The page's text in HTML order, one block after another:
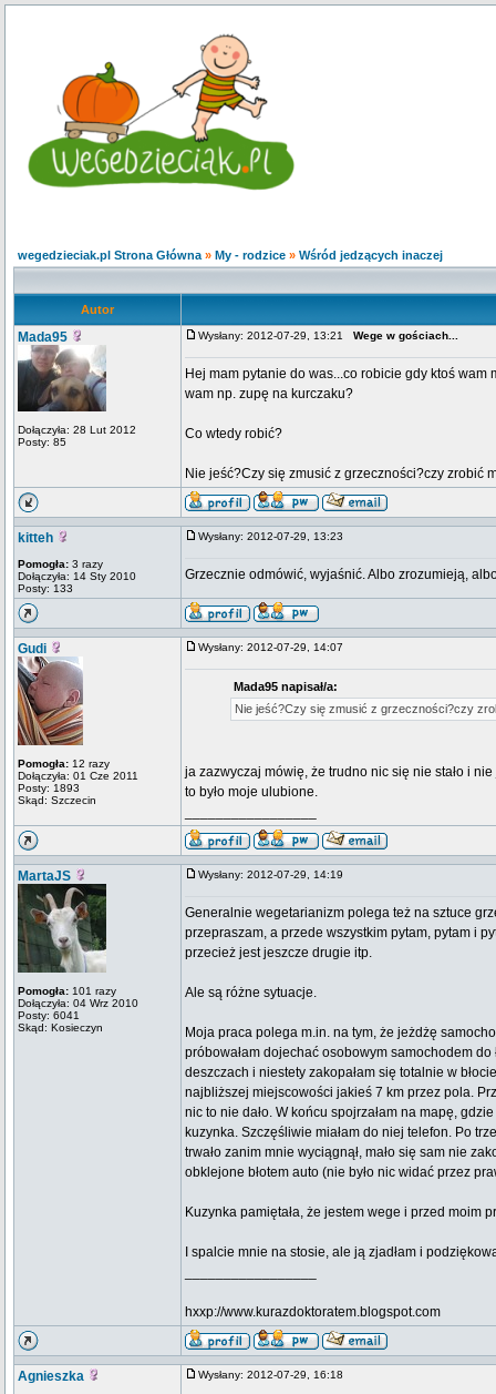
wegedzieciak.pl Strona Główna » My - rodzice » Wśród jedzących inaczej
Autor
Mada95
Dołączyła: 28 Lut 2012
Posty: 85
Wysłany: 2012-07-29, 13:21 Wege w gościach...
Hej mam pytanie do was...co robicie gdy ktoś
wam np. zupę na kurczaku?
Co wtedy robić?
Nie jeść?Czy się zmusić z grzeczności?czy zrobić
kitteh
Pomogła: 3 razy
Dołączyła: 14 Sty 2010
Posty: 133
Wysłany: 2012-07-29, 13:23
Grzecznie odmówić, wyjaśnić. Albo zrozumieją,
Gudi
Pomogła: 12 razy
Dołączyła: 01 Cze 2011
Posty: 1893
Skąd: Szczecin
Wysłany: 2012-07-29, 14:07
Mada95 napisał/a:
Nie jeść?Czy się zmusić z grzeczności?czy
ja zazwyczaj mówię, że trudno nic się nie stało i
to było moje ulubione.
MartaJS
Pomogła: 101 razy
Dołączyła: 04 Wrz 2010
Posty: 6041
Skąd: Kosieczyn
Wysłany: 2012-07-29, 14:19
Generalnie wegetarianizm polega też na sztuce
przepraszam, a przede wszystkim pytam, pytam i
przecież jest jeszcze drugie itp.
Ale są różne sytuacje.
Moja praca polega m.in. na tym, że jeżdżę
próbowałam dojechać osobowym samochodem
deszczach i niestety zakopałam się totalnie w
najbliższej miejscowości jakieś 7 km przez pola.
nic to nie dało. W końcu spojrzałam na mapę,
kuzynka. Szczęśliwie miałam do niej telefon. Po
trwało zanim mnie wyciągnął, mało się sam nie
obklejone błotem auto (nie było nic widać przez
Kuzynka pamiętała, że jestem wege i przed moim
I spalcie mnie na stosie, ale ją zjadłam i
hxxp://www.kurazdoktoratem.blogspot.com
Agnieszka Wysłany: 2012-07-29, 16:18